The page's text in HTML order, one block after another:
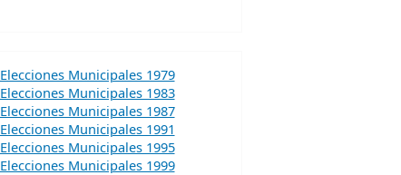
Elecciones Municipales 1979
Elecciones Municipales 1983
Elecciones Municipales 1987
Elecciones Municipales 1991
Elecciones Municipales 1995
Elecciones Municipales 1999